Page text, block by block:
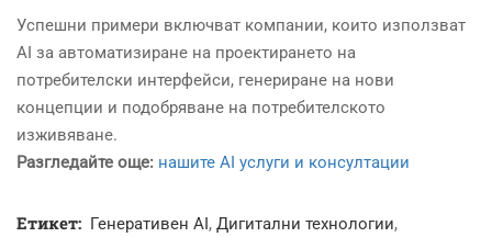
Успешни примери включват компании, които използват
AI за автоматизиране на проектирането на
потребителски интерфейси, генериране на нови
концепции и подобряване на потребителското
изживяване.
Разгледайте още: нашите AI услуги и консултации
Етикет: Генеративен AI, Дигитални технологии,